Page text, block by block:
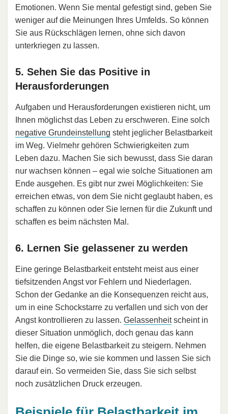
Emotionen. Wenn Sie mental gefestigt sind, geben Sie
weniger auf die Meinungen Ihres Umfelds. So können
Sie aus Rückschlägen lernen, ohne sich davon
unterkriegen zu lassen.
5. Sehen Sie das Positive in
Herausforderungen
Aufgaben und Herausforderungen existieren nicht, um
Ihnen möglichst das Leben zu erschweren. Eine solch
negative Grundeinstellung steht jeglicher Belastbarkeit
im Weg. Vielmehr gehören Schwierigkeiten zum
Leben dazu. Machen Sie sich bewusst, dass Sie daran
nur wachsen können – egal wie solche Situationen am
Ende ausgehen. Es gibt nur zwei Möglichkeiten: Sie
erreichen etwas, von dem Sie nicht geglaubt haben, es
schaffen zu können oder Sie lernen für die Zukunft und
schaffen es beim nächsten Mal.
6. Lernen Sie gelassener zu werden
Eine geringe Belastbarkeit entsteht meist aus einer
tiefsitzenden Angst vor Fehlern und Niederlagen.
Schon der Gedanke an die Konsequenzen reicht aus,
um in eine Schockstarre zu verfallen und sich von der
Angst kontrollieren zu lassen. Gelassenheitscheint in
dieser Situation unmöglich, doch genau das kann
helfen, die eigene Belastbarkeit zu steigern. Nehmen
Sie die Dinge so, wie sie kommen und lassen Sie sich
darauf ein. So vermeiden Sie, dass Sie sich selbst
noch zusätzlichen Druck erzeugen.